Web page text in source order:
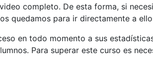
completo. De esta forma, si
quedamos para ir directamente a
en todo momento a sus
Para superar este curso es